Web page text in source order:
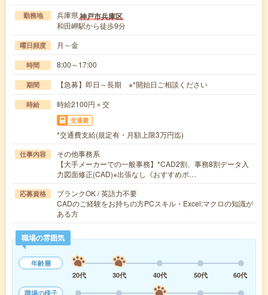
勤務地 兵庫県神戸市兵庫区
和田岬駅から徒歩9分
曜日頻度 月～金
時間 8:00～17:00
期間 【急募】即日～長期 ※*開始日ご相談ください
時給 時給2100円＋交
交通費
*交通費支給(規定有・月額上限3万円迄)
仕事内容
その他事務系
【大手メーカーでの一般事務】*CAD2割、事務8割データ入
力図面修正(CAD)※出張なし《おすすめポ…
応募資格
ブランクOK / 英語力不要
CADのご経験をお持ちの方PCスキル・Excel:マクロの知識が
ある方
職場の雰囲気
年齢層
20代
30代 40代 50代
60代
職場の様子